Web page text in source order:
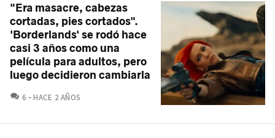
"Era masacre, cabezas
cortadas, pies cortados".
'Borderlands' se rodó hace
casi 3 años como una
película para adultos, pero
luego decidieron cambiarla
6 COMENTARIOS
HACE 2 AÑOS